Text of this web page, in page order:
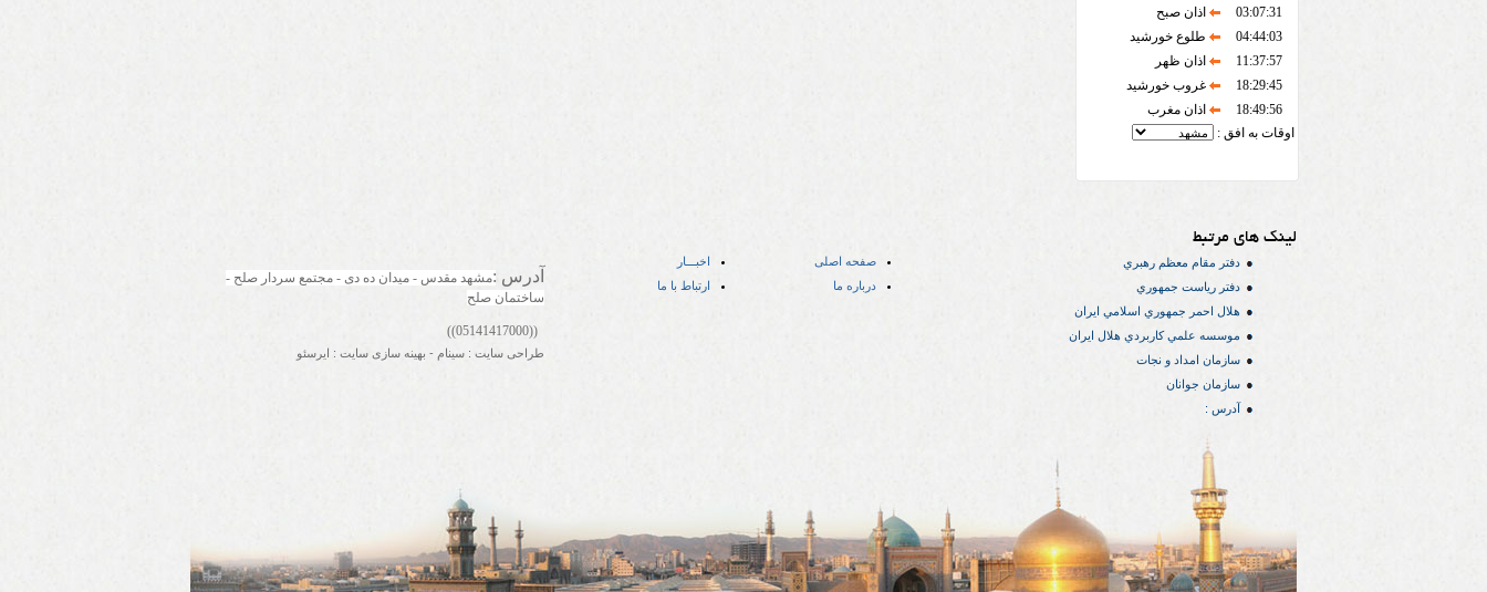
03:07:31
اذان صبح
04:44:03
طلوع خورشید
11:37:57
اذان ظهر
18:29:45
غروب خورشید
18:49:56
اذان مغرب
اوقات به افق :
لینک های مرتبط
دفتر مقام معظم رهبري
دفتر رياست جمهوري
هلال احمر جمهوري اسلامي ايران
موسسه علمي كاربردي هلال ایران
سازمان امداد و نجات
سازمان جوانان
آدرس :
صفحه اصلی
اخبـــار
درباره ما
ارتباط با ما آدرس :
ساختمان صلح
((05141417000))
طراحی سایت : سینام - بهینه سازی سایت : ایرسئو